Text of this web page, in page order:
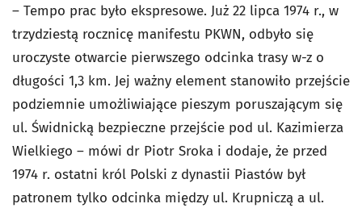
– Tempo prac było ekspresowe. Już 22 lipca 1974 r., w
trzydziestą rocznicę manifestu PKWN, odbyło się
uroczyste otwarcie pierwszego odcinka trasy w-z o
długości 1,3 km. Jej ważny element stanowiło przejście
podziemnie umożliwiające pieszym poruszającym się
ul. Świdnicką bezpieczne przejście pod ul. Kazimierza
Wielkiego – mówi dr Piotr Sroka i dodaje, że przed
1974 r. ostatni król Polski z dynastii Piastów był
patronem tylko odcinka między ul. Krupniczą a ul.